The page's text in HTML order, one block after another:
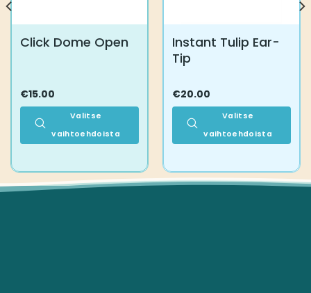
Click Dome Open
€15.00
Valitse
vaihtoehdoista
on
useampi
Instant Tulip Ear-
Tip
€20.00
Valitse
vaihtoehdoista
on